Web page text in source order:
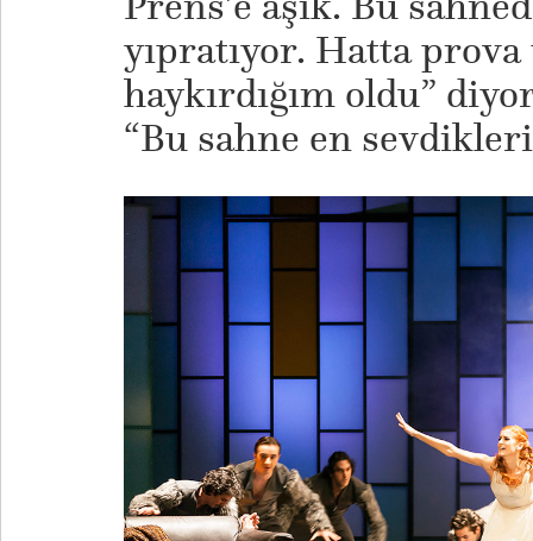
yıpratıyor. Hatta
haykırdığım oldu”
“Bu sahne en